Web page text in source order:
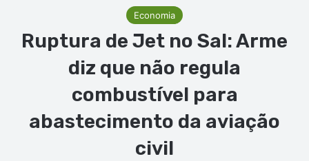
Economia
Ruptura de Jet no Sal: Arme
diz que não regula
combustível para
abastecimento da aviação
civil